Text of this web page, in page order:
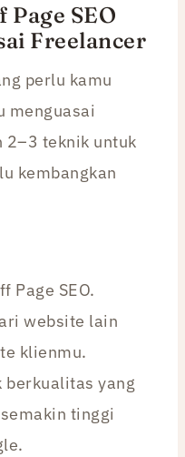
SEO
Freelancer
perlu kamu
menguasai
2–3 teknik untuk
kembangkan
Page SEO.
website lain
klienmu.
berkualitas yang
tinggi